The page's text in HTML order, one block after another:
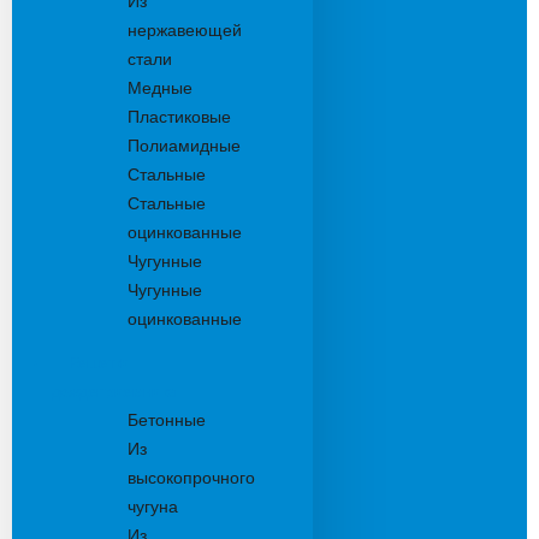
нержавеющей
стали
Медные
Пластиковые
Полиамидные
Стальные
Стальные
оцинкованные
Чугунные
Чугунные
оцинкованные
Бетонные
Из
высокопрочного
чугуна